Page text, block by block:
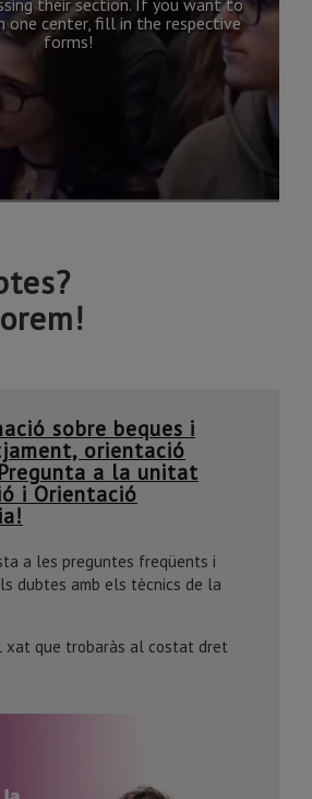
their section. If you want to
one center, fill in the respective
forms!
sobre beques i
orientació
a la unitat
i Orientació
a les preguntes freqüents i
dubtes amb els tècnics de la
xat que trobaràs al costat dret